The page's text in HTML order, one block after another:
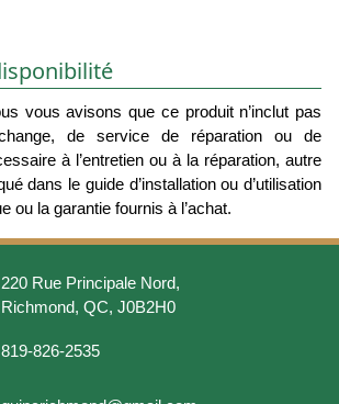
vous avisons que ce produit n’inclut pas
de service de réparation ou de
à l’entretien ou à la réparation, autre
dans le guide d’installation ou d’utilisation
ou la garantie fournis à l’achat.
220 Rue Principale Nord,
Richmond, QC, J0B2H0
819-826-2535